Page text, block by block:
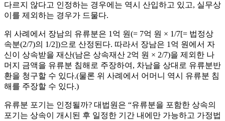
다르지 않다고 인정하는 경우에는 역시 산입하고 있고, 실무상
이를 제외하는 경우가 드물다.
위 사례에서 장남의 유류분은 1억 원(= 7억 원 × 1/7[= 법정상
속분(2/7)의 1/2])으로 산정된다. 따라서 장남은 1억 원에서 자
신이 상속받을 재산(남은 상속재산 2억 원 × 2/7)을 제외한 나
머지 금액을 유류분 침해로 주장하여, 차남을 상대로 유류분반
환을 청구할 수 있다.(물론 위 사례에서 어머니 역시 유류분 침
해를 주장할 수 있다.)
유류분 포기는 인정될까? 대법원은 “유류분을 포함한 상속의
포기는 상속이 개시된 후 일정한 기간 내에만 가능하고 가정법